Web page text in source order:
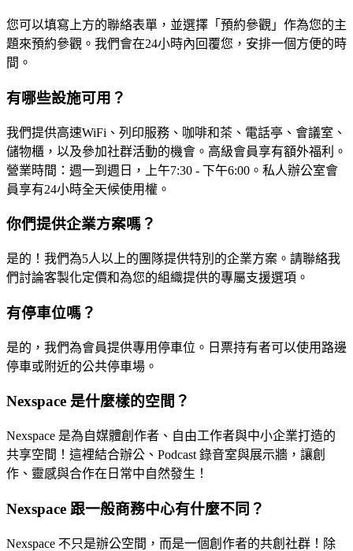
您可以填寫上方的聯絡表單，並選擇「預約參觀」作為您的主
題來預約參觀。我們會在24小時內回覆您，安排一個方便的時
間。
有哪些設施可用？
我們提供高速WiFi、列印服務、咖啡和茶、電話亭、會議室、
儲物櫃，以及參加社群活動的機會。高級會員享有額外福利。
營業時間：週一到週日，上午7:30 - 下午6:00。 私人辦公室會
員享有24小時全天候使用權。
你們提供企業方案嗎？
是的！我們為5人以上的團隊提供特別的企業方案。請聯絡我
們討論客製化定價和為您的組織提供的專屬支援選項。
有停車位嗎？
是的，我們為會員提供專用停車位。日票持有者可以使用路邊
停車或附近的公共停車場。
Nexspace 是什麼樣的空間？
Nexspace 是為自媒體創作者、自由工作者與中小企業打造的
共享空間！這裡結合辦公、Podcast 錄音室與展示牆，讓創
作、靈感與合作在日常中自然發生！
Nexspace 跟一般商務中心有什麼不同？
Nexspace 不只是辦公空間，而是一個創作者的共創社群！除